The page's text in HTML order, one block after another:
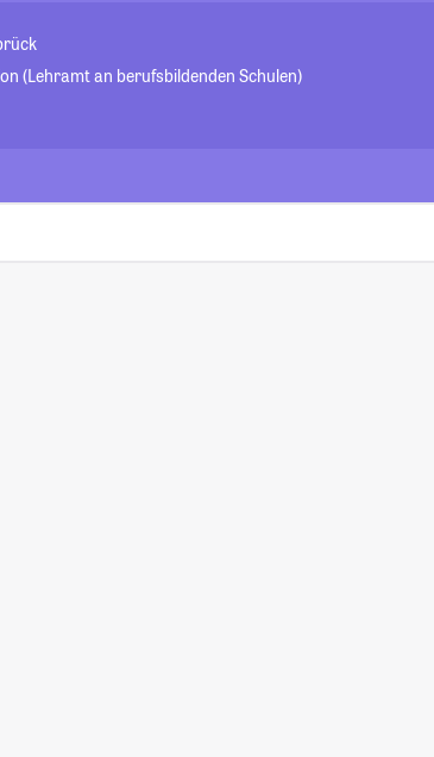
(Lehramt an berufsbildenden Schulen)